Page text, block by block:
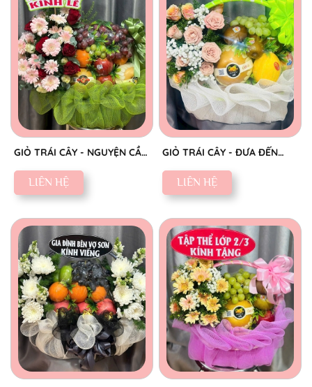
GIỎ TRÁI CÂY - NGUYỆN CẦU
AN YÊN
LIÊN HỆ
GIỎ TRÁI CÂY - ĐƯA ĐẾN
NIỀM VUI
LIÊN HỆ